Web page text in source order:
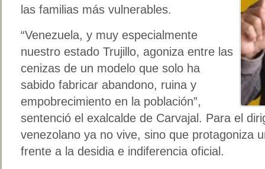
las familias más vulnerables.
“Venezuela, y muy especialmente
nuestro estado Trujillo, agoniza entre las
cenizas de un modelo que solo ha
sabido fabricar abandono, ruina y
empobrecimiento en la población”,
sentenció el exalcalde de Carvajal. Para el
venezolano ya no vive, sino que protagoniza
frente a la desidia e indiferencia oficial.